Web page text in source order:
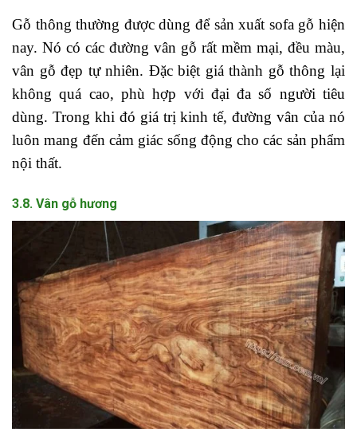
Gỗ thông thường được dùng để sản xuất sofa gỗ hiện
nay. Nó có các đường vân gỗ rất mềm mại, đều màu,
vân gỗ đẹp tự nhiên. Đặc biệt giá thành gỗ thông lại
không quá cao, phù hợp với đại đa số người tiêu
dùng. Trong khi đó giá trị kinh tế, đường vân của nó
luôn mang đến cảm giác sống động cho các sản phẩm
nội thất.
3.8. Vân gỗ hương